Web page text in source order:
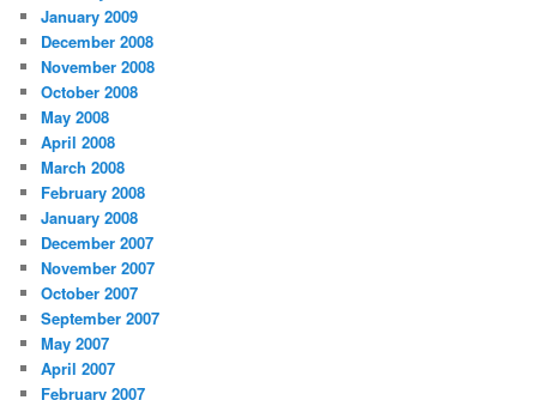
January 2009
December 2008
November 2008
October 2008
May 2008
April 2008
March 2008
February 2008
January 2008
December 2007
November 2007
October 2007
September 2007
May 2007
April 2007
February 2007